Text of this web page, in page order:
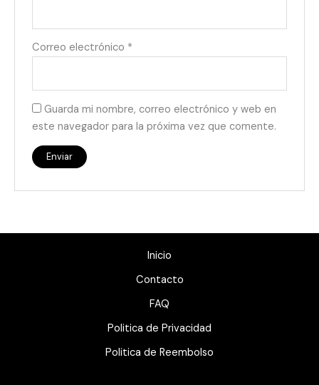
Correo electrónico *
Guarda mi nombre, correo electrónico y web en
este navegador para la próxima vez que comente.
Inicio
Contacto
FAQ
Politica de Privacidad
Politica de Reembolso